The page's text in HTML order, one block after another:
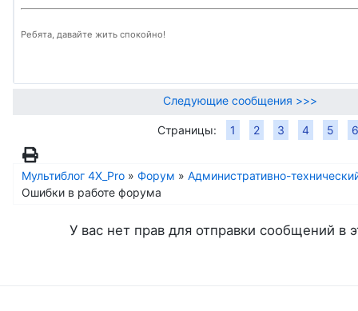
Ребята, давайте жить спокойно!
Следующие сообщения >>>
Страницы: 1 2 3 4 5 6
Мультиблог 4X_Pro » Форум » Административно-
Ошибки в работе форума
У вас нет прав для отправки сообщений в